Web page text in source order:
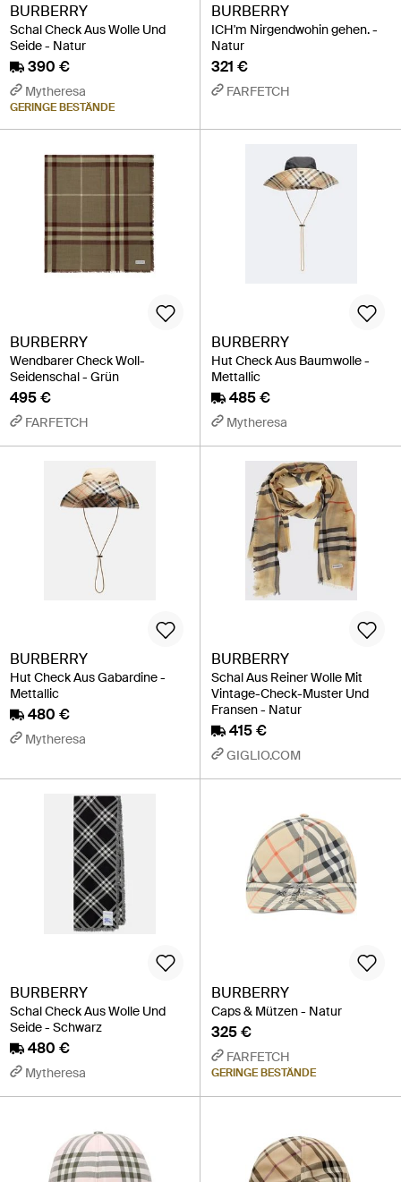
BURBERRY
Schal Check Aus Wolle Und
Seide - Natur
390 €
Mytheresa
GERINGE BESTÄNDE
BURBERRY
ICH'm Nirgendwohin gehen. -
Natur
321 €
FARFETCH
BURBERRY
Wendbarer Check Woll-
Seidenschal - Grün
495 €
FARFETCH
BURBERRY
Hut Check Aus Baumwolle -
Mettallic
485 €
Mytheresa
BURBERRY
Hut Check Aus Gabardine -
Mettallic
480 €
Mytheresa
BURBERRY
Schal Aus Reiner Wolle Mit
Vintage-Check-Muster Und
Fransen - Natur
415 €
GIGLIO.COM
BURBERRY
Schal Check Aus Wolle Und
Seide - Schwarz
480 €
Mytheresa
BURBERRY
Caps & Mützen - Natur
325 €
FARFETCH
GERINGE BESTÄNDE